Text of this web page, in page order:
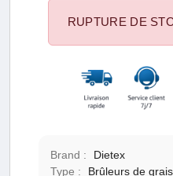
RUPTURE DE
Brand :
Dietex
Type :
Brûleurs de